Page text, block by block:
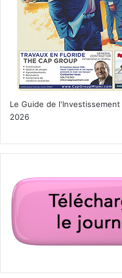
Editorial du Courrier
mois dernier,
Le Guide de
2026